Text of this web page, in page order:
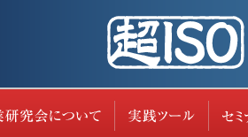
超ISO企業研究会に